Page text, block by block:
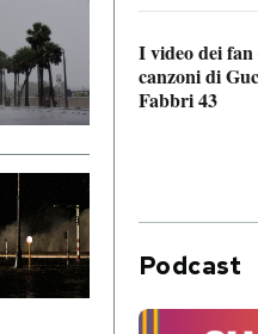
I video dei fan
canzoni di
Fabbri 43
Podcast